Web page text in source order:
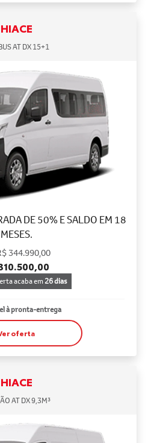
HIACE
AT DX 15+1
DE 50% E SALDO EM 18
MESES.
344.990,00
acaba em26 dias
à pronta-entrega
oferta
HIACE
AT DX 9,3M³